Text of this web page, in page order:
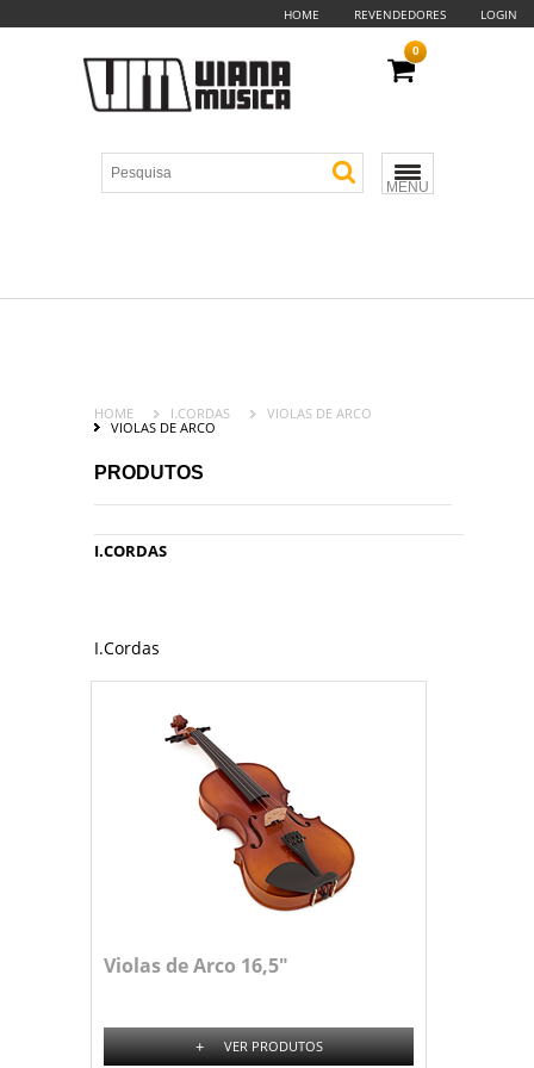
HOME REVENDEDORES LOGIN
MENU
0
HOME I.CORDAS
VIOLAS DE ARCO
VIOLAS DE ARCO
PRODUTOS
I.CORDAS
I.Cordas
Violas de Arco 16,5"
+ VER PRODUTOS